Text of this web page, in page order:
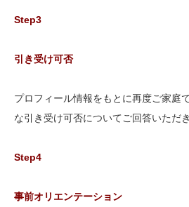
Step3
引き受け可否
プロフィール情報をもとに再度ご家庭
な引き受け可否についてご回答いただき
Step4
事前オリエンテーション